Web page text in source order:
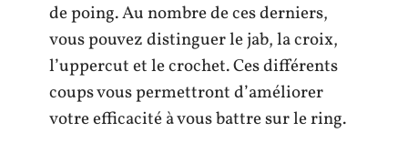
de poing. Au nombre de ces derniers,
vous pouvez distinguer le jab, la croix,
l’uppercut et le crochet. Ces différents
coups vous permettront d’améliorer
votre efficacité à vous battre sur le ring.